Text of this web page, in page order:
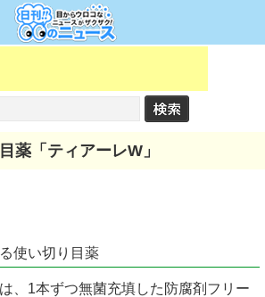
薬「ティアーレW」
使い切り目薬
、1本ずつ無菌充填した防腐剤フリー